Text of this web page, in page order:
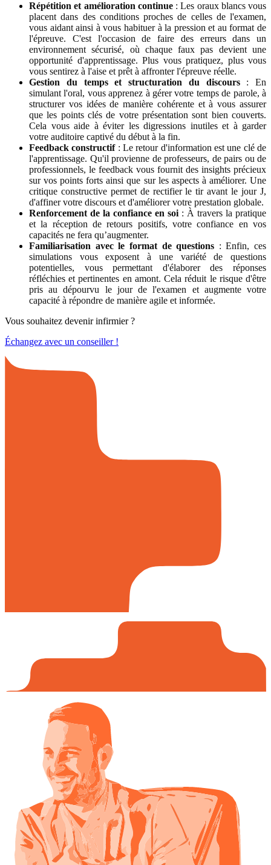
Répétition et amélioration continue: Les oraux blancs vous
placent dans des conditions proches de celles de l'examen,
vous aidant ainsi à vous habituer à la pression et au format de
l'épreuve. C'est l'occasion de faire des erreurs dans un
environnement sécurisé, où chaque faux pas devient une
opportunité d'apprentissage. Plus vous pratiquez, plus vous
vous sentirez à l'aise et prêt à affronter l'épreuve réelle.
Gestion du temps et structuration du discours: En
simulant l'oral, vous apprenez à gérer votre temps de parole, à
structurer vos idées de manière cohérente et à vous assurer
que les points clés de votre présentation sont bien couverts.
Cela vous aide à éviter les digressions inutiles et à garder
votre auditoire captivé du début à la fin.
Feedback constructif : Le retour d'information est une clé de
l'apprentissage. Qu'il provienne de professeurs, de pairs ou de
professionnels, le feedback vous fournit des insights précieux
sur vos points forts ainsi que sur les aspects à améliorer. Une
critique constructive permet de rectifier le tir avant le jour J,
d'affiner votre discours et d'améliorer votre prestation globale.
Renforcement de la confiance en soi : À travers la pratique
et la réception de retours positifs, votre confiance en vos
capacités ne fera qu’augmenter.
Familiarisation avec le format de questions : Enfin, ces
simulations vous exposent à une variété de questions
potentielles, vous permettant d'élaborer des réponses
réfléchies et pertinentes en amont. Cela réduit le risque d'être
pris au dépourvu le jour de l'examen et augmente votre
capacité à répondre de manière agile et informée.
Vous souhaitez devenir infirmier ?
Échangez avec un conseiller !